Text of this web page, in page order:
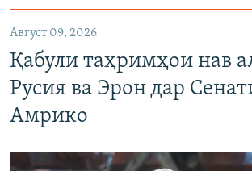
Август 09, 2026
Қабули таҳримҳои нав
Русия ва Эрон дар
Амрико